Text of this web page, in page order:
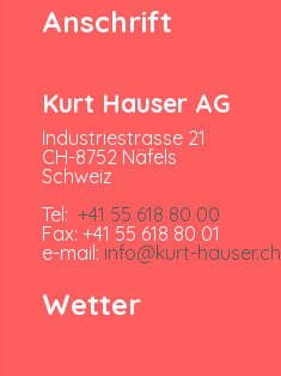
Anschrift
Kurt Hauser AG
Industriestrasse 21
CH-8752 Näfels
Schweiz
Tel: +41 55 618 80 00
Fax: +41 55 618 80 01
e-mail: info@kurt-hauser.ch
Wetter